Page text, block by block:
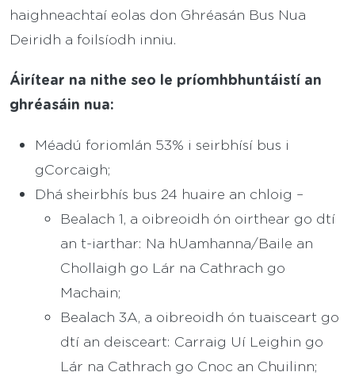
haighneachtaí eolas don Ghréasán Bus Nua
Deiridh a foilsíodh inniu.
Áirítear na nithe seo le príomhbhuntáistí an
ghréasáin nua:
Méadú foriomlán 53% i seirbhísí bus i
gCorcaigh;
Dhá sheirbhís bus 24 huaire an chloig –
Bealach 1, a oibreoidh ón oirthear go dtí
an t-iarthar: Na hUamhanna/Baile an
Chollaigh go Lár na Cathrach go
Machain;
Bealach 3A, a oibreoidh ón tuaisceart go
dtí an deisceart: Carraig Uí Leighin go
Lár na Cathrach go Cnoc an Chuilinn;